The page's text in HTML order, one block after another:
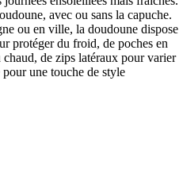
avec ou sans la capuche.
ou en ville, la doudoune dispose
protéger du froid, de poches en
de zips latéraux pour varier
une touche de style